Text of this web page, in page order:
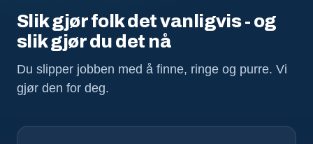
Slik gjør folk det vanligvis - og
slik gjør du det nå
Du slipper jobben med å finne, ringe og purre. Vi
gjør den for deg.